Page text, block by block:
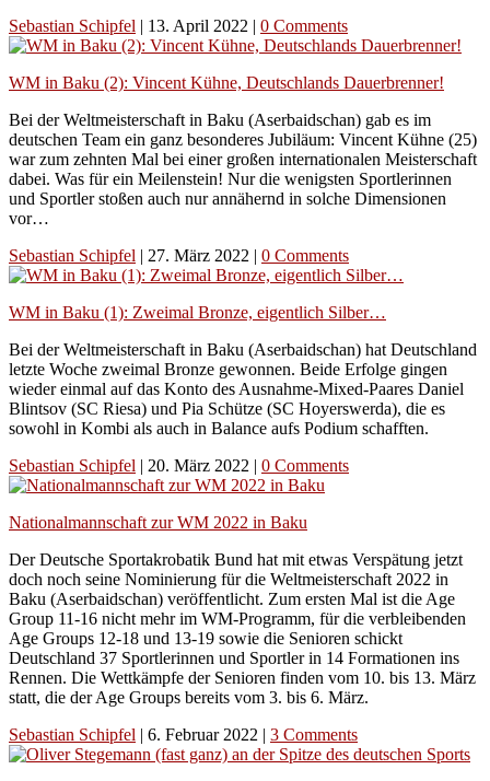
Sebastian Schipfel | 13. April 2022 | 0 Comments
WM in Baku (2): Vincent Kühne, Deutschlands Dauerbrenner!
Bei der Weltmeisterschaft in Baku (Aserbaidschan) gab es im
deutschen Team ein ganz besonderes Jubiläum: Vincent Kühne (25)
war zum zehnten Mal bei einer großen internationalen Meisterschaft
dabei. Was für ein Meilenstein! Nur die wenigsten Sportlerinnen
und Sportler stoßen auch nur annähernd in solche Dimensionen
vor…
Sebastian Schipfel | 27. März 2022 | 0 Comments
WM in Baku (1): Zweimal Bronze, eigentlich Silber…
Bei der Weltmeisterschaft in Baku (Aserbaidschan) hat Deutschland
letzte Woche zweimal Bronze gewonnen. Beide Erfolge gingen
wieder einmal auf das Konto des Ausnahme-Mixed-Paares Daniel
Blintsov (SC Riesa) und Pia Schütze (SC Hoyerswerda), die es
sowohl in Kombi als auch in Balance aufs Podium schafften.
Sebastian Schipfel | 20. März 2022 | 0 Comments
Nationalmannschaft zur WM 2022 in Baku
Der Deutsche Sportakrobatik Bund hat mit etwas Verspätung jetzt
doch noch seine Nominierung für die Weltmeisterschaft 2022 in
Baku (Aserbaidschan) veröffentlicht. Zum ersten Mal ist die Age
Group 11-16 nicht mehr im WM-Programm, für die verbleibenden
Age Groups 12-18 und 13-19 sowie die Senioren schickt
Deutschland 37 Sportlerinnen und Sportler in 14 Formationen ins
Rennen. Die Wettkämpfe der Senioren finden vom 10. bis 13. März
statt, die der Age Groups bereits vom 3. bis 6. März.
Sebastian Schipfel | 6. Februar 2022 | 3 Comments